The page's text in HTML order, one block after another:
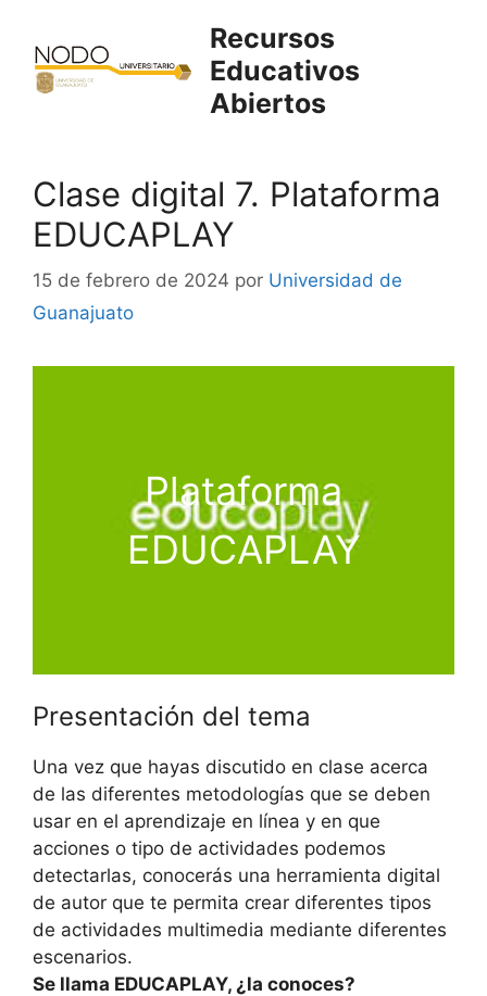
contenido
Recursos
Educativos
Abiertos
Clase digital 7. Plataforma
EDUCAPLAY
15 de febrero de 2024 por Universidad de
Guanajuato
Plataforma
EDUCAPLAY
Presentación del tema
Una vez que hayas discutido en clase acerca
de las diferentes metodologías que se deben
usar en el aprendizaje en línea y en que
acciones o tipo de actividades podemos
detectarlas, conocerás una herramienta digital
de autor que te permita crear diferentes tipos
de actividades multimedia mediante diferentes
escenarios.
Se llama EDUCAPLAY, ¿la conoces?